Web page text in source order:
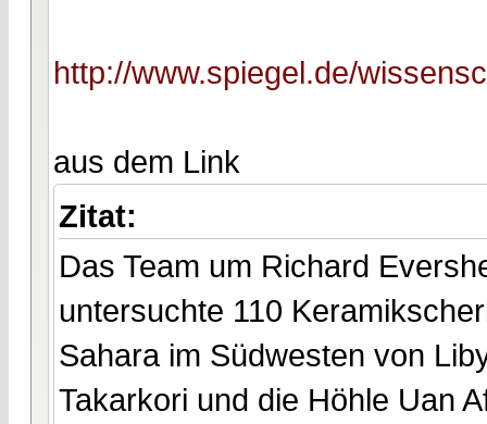
http://www.spiegel.de/
aus dem Link
Zitat:
Das Team um Richard
untersuchte 110
Sahara im Südwesten von
Takarkori und die Höhle Uan